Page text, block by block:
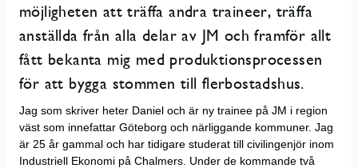
möjligheten att träffa andra traineer, träffa
anställda från alla delar av JM och framför allt
fått bekanta mig med produktionsprocessen
för att bygga stommen till flerbostadshus.
Jag som skriver heter Daniel och är ny trainee på JM i region
väst som innefattar Göteborg och närliggande kommuner. Jag
är 25 år gammal och har tidigare studerat till civilingenjör inom
Industriell Ekonomi på Chalmers. Under de kommande två